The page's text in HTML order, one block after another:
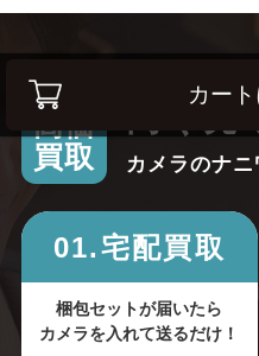
カー
高価
買取
高く売
カメラのナ
01.宅配買取
梱包セットが届いたら
カメラを入れて送るだけ！